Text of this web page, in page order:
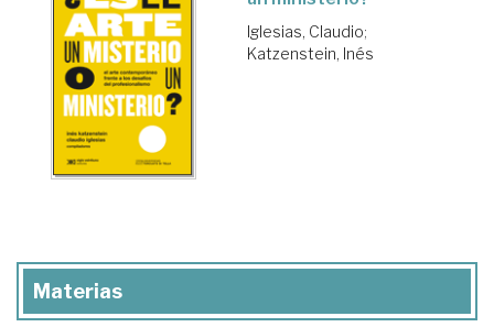
Iglesias, Claudio;
Katzenstein, Inés
Materias